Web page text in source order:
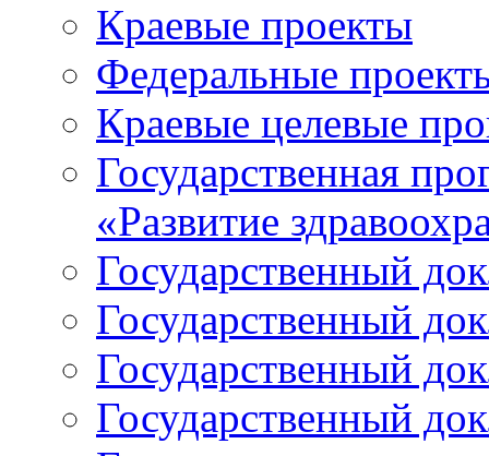
Краевые проекты
Федеральные
Краевые целевые
Государственная
«Развитие
Государственный
Государственный
Государственный
Государственный